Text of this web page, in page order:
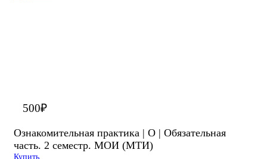
500₽
Ознакомительная практика | О | Обязательная
часть. 2 семестр. МОИ (МТИ)
Купить